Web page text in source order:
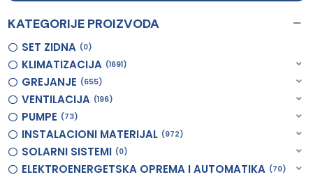
KATEGORIJE PROIZVODA
SET ZIDNA 0
KLIMATIZACIJA 1691
GREJANJE 655
VENTILACIJA 196
PUMPE 73
INSTALACIONI MATERIJAL 972
SOLARNI SISTEMI 0
ELEKTROENERGETSKA OPREMA I AUTOMATIKA 70